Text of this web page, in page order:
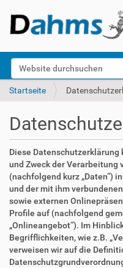
Website durchsuchen
k
Startseite
Diese Datenschutzerklärung
und Zweck der Verarbeitung
(nachfolgend kurz „Daten“)
und der mit ihm
sowie externen
Profile auf (nachfolgend
„Onlineangebot“). Im
Begrifflichkeiten, wie z.B.
verweisen wir auf die